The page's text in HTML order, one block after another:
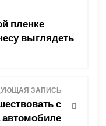
пленке
выглядеть
ЗАПИСЬ
с